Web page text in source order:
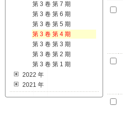
第 3 卷 第 7 期
第 3 卷 第 6 期
第 3 卷 第 5 期
第 3 卷 第 4 期
第 3 卷 第 3 期
第 3 卷 第 2 期
第 3 卷 第 1 期
2022 年
2021 年